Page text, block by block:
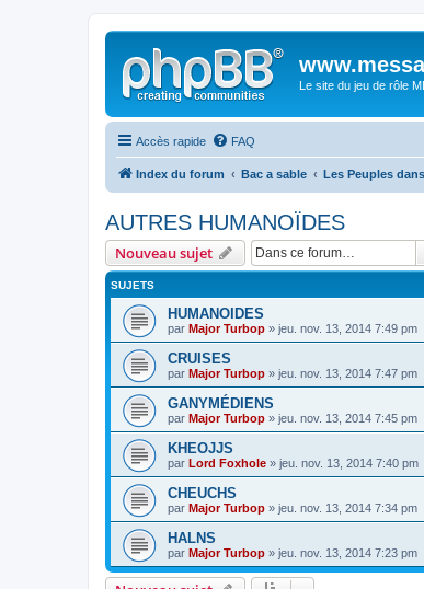
Le site du jeu de rôle
Accès rapide FAQ
Index du forum Bac a sable Les Peuples
AUTRES HUMANOÏDES
Nouveau sujet
SUJETS
HUMANOIDES
par Major Turbop » jeu. nov. 13, 2014 7:49 pm
CRUISES
par Major Turbop » jeu. nov. 13, 2014 7:47 pm
GANYMÉDIENS
par Major Turbop » jeu. nov. 13, 2014 7:45 pm
KHEOJJS
par Lord Foxhole » jeu. nov. 13, 2014 7:40 pm
CHEUCHS
par Major Turbop » jeu. nov. 13, 2014 7:34 pm
HALNS
par Major Turbop » jeu. nov. 13, 2014 7:23 pm